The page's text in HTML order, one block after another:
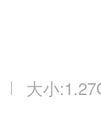
大小